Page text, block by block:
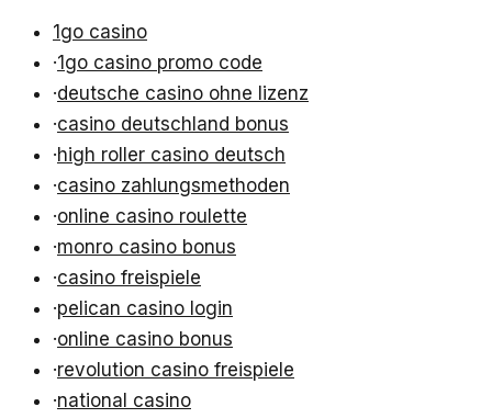
1go casino
·1go casino promo code
·deutsche casino ohne lizenz
·casino deutschland bonus
·high roller casino deutsch
·casino zahlungsmethoden
·online casino roulette
·monro casino bonus
·casino freispiele
·pelican casino login
·online casino bonus
·revolution casino freispiele
·national casino